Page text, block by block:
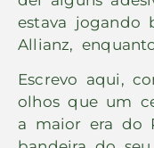
estava jogando
Allianz,
Escrevo aqui,
olhos que um
a maior era do